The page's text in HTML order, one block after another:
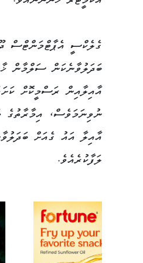
ގެލެކްސީ އެޕާޓްމަންޓްސް
ބަދަލުވާނެކަން ސަލްމާން
އާއިލާއިން ރަސްމީކޮށް
ނުވިނަމަވެސް،
އާއިލާ އައު ގެއަށް
ލަފާކުރެއެވެ.